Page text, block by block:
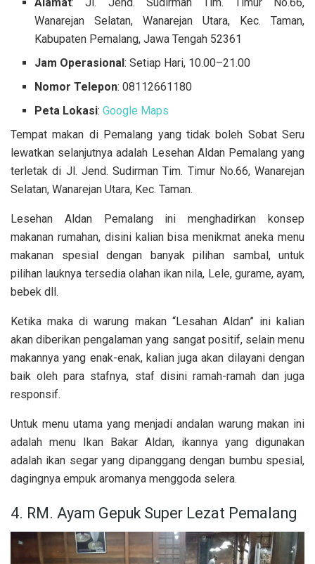
Wanarejan Selatan, Wanarejan Utara, Kec. Taman,
Kabupaten Pemalang, Jawa Tengah 52361
Jam Operasional: Setiap Hari, 10.00–21.00
Nomor Telepon: 08112661180
Peta Lokasi:Google Maps
Tempat makan di Pemalang yang tidak boleh Sobat Seru
lewatkan selanjutnya adalah Lesehan Aldan Pemalang yang
terletak di Jl. Jend. Sudirman Tim. Timur No.66, Wanarejan
Selatan, Wanarejan Utara, Kec. Taman.
Lesehan Aldan Pemalang ini menghadirkan konsep
makanan rumahan, disini kalian bisa menikmat aneka menu
makanan spesial dengan banyak pilihan sambal, untuk
pilihan lauknya tersedia olahan ikan nila, Lele, gurame, ayam,
bebek dll.
Ketika maka di warung makan “Lesahan Aldan” ini kalian
akan diberikan pengalaman yang sangat positif, selain menu
makannya yang enak-enak, kalian juga akan dilayani dengan
baik oleh para stafnya, staf disini ramah-ramah dan juga
responsif.
Untuk menu utama yang menjadi andalan warung makan ini
adalah menu Ikan Bakar Aldan, ikannya yang digunakan
adalah ikan segar yang dipanggang dengan bumbu spesial,
dagingnya empuk aromanya menggoda selera.
4. RM. Ayam Gepuk Super Lezat Pemalang